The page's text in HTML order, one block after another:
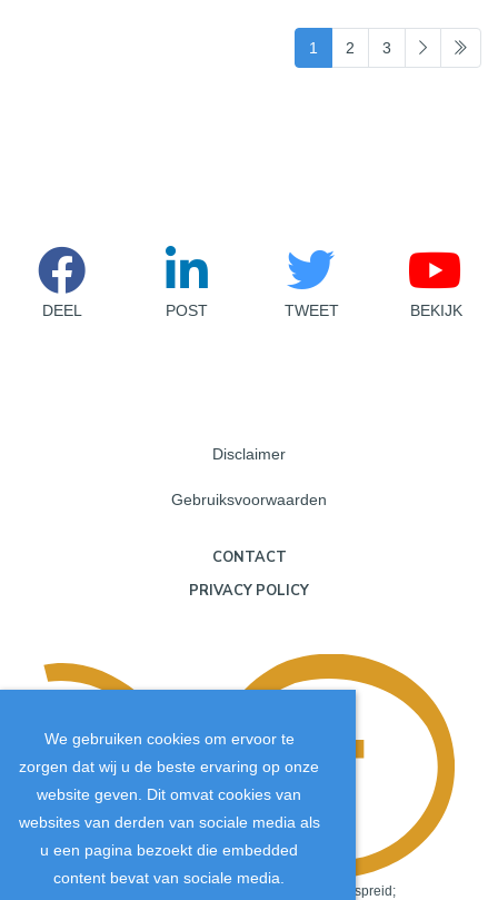
1 (current)
2 3
DEEL POST TWEET BEKIJK
Disclaimer
Gebruiksvoorwaarden
CONTACT
PRIVACY POLICY
De JTM-inhoud wordt wereldwijd verspreid;
We gebruiken cookies om ervoor te
zorgen dat wij u de beste ervaring op onze
website geven. Dit omvat cookies van
websites van derden van sociale media als
u een pagina bezoekt die embedded
content bevat van sociale media.